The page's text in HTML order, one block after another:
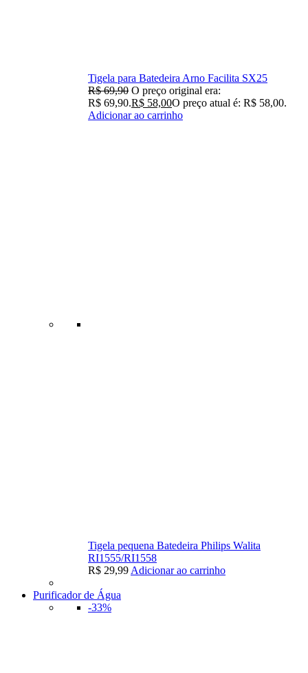
Tigela para Batedeira Arno Facilita SX25
R$69,90 O preço original era:
R$ 69,90.R$ 58,00O preço atual é: R$ 58,00.
Adicionar ao carrinho
Tigela pequena Batedeira Philips Walita
RI1555/RI1558
R$ 29,99 Adicionar ao carrinho
Purificador de Água
-33%